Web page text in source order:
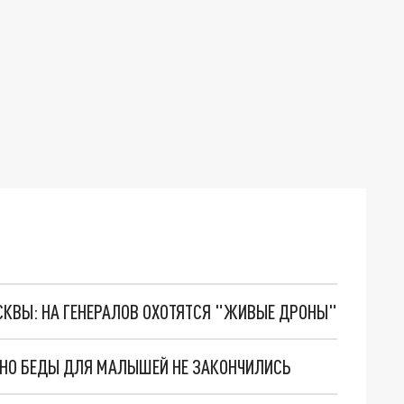
НА ГЕНЕРАЛОВ ОХОТЯТСЯ "ЖИВЫЕ ДРОНЫ"
БЕДЫ ДЛЯ МАЛЫШЕЙ НЕ ЗАКОНЧИЛИСЬ